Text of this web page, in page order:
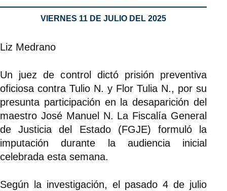
VIERNES 11 DE JULIO DEL 2025
Liz Medrano
Un juez de control dictó prisión preventiva
oficiosa contra Tulio N. y Flor Tulia N., por su
presunta participación en la desaparición del
maestro José Manuel N. La Fiscalía General
de Justicia del Estado (FGJE) formuló la
imputación durante la audiencia inicial
celebrada esta semana.
Según la investigación, el pasado 4 de julio